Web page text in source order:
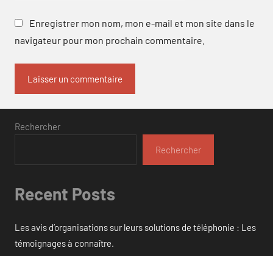
Enregistrer mon nom, mon e-mail et mon site dans le
navigateur pour mon prochain commentaire.
Rechercher
Rechercher
Recent Posts
Les avis d’organisations sur leurs solutions de téléphonie : Les
témoignages à connaître.